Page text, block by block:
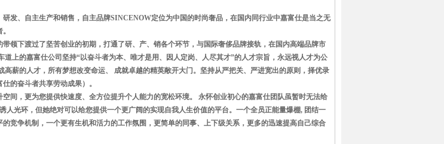
发、自主生产和销售，自主品牌SINCENOW定位为中国的时尚奢品，在国内同行业中嘉富仕是当之无
领下渡过了坚苦创业的初期，打通了研、产、销各个环节，与国际奢侈品牌接轨，在国内高端品牌市
道上的嘉富仕公司坚持“以奋斗者为本、唯才是用、因人定岗、人尽其才”的人才宗旨，永远视人才为公
高薪的人才，所有梦想改变命运、 成就卓越的精英敞开大门。坚持从严把关、严进宽出的原则，择优录
的奋斗者共享劳动成果）。
间，更为您提供快速度、全方位提升个人能力的宽松环境。 永怀创业初心的嘉富仕团队虽暂时无法给
人光环，但她绝对可以给您提供一个更广阔的实现自我人生价值的平台。一个全员正能量爆棚, 团结一
竞争机制，一个更有生机和活力的工作氛围，更简单的同事、上下级关系，更多的迅速提高自己综合